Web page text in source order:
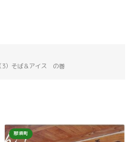
3）そば＆アイス の巻
那須町